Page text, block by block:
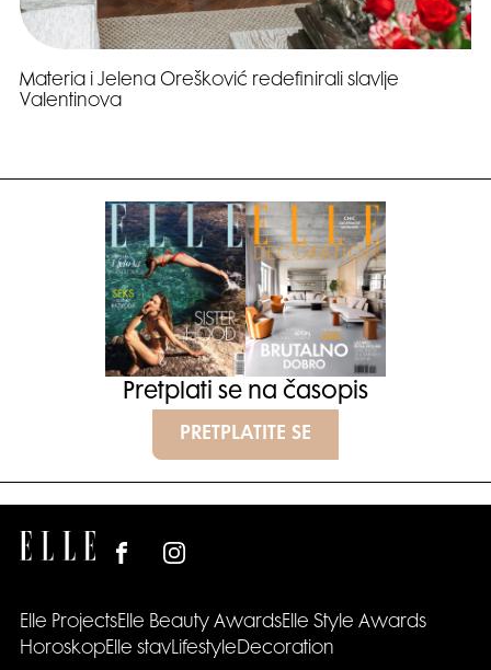
Materia i Jelena Orešković redefinirali slavlje
Valentinova
Pretplati se na časopis
PRETPLATITE SE
Elle ProjectsElle Beauty AwardsElle Style Awards
HoroskopElle stavLifestyleDecoration